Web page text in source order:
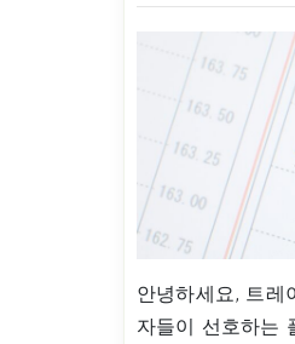
안녕하세요, 트레
자들이 선호하는